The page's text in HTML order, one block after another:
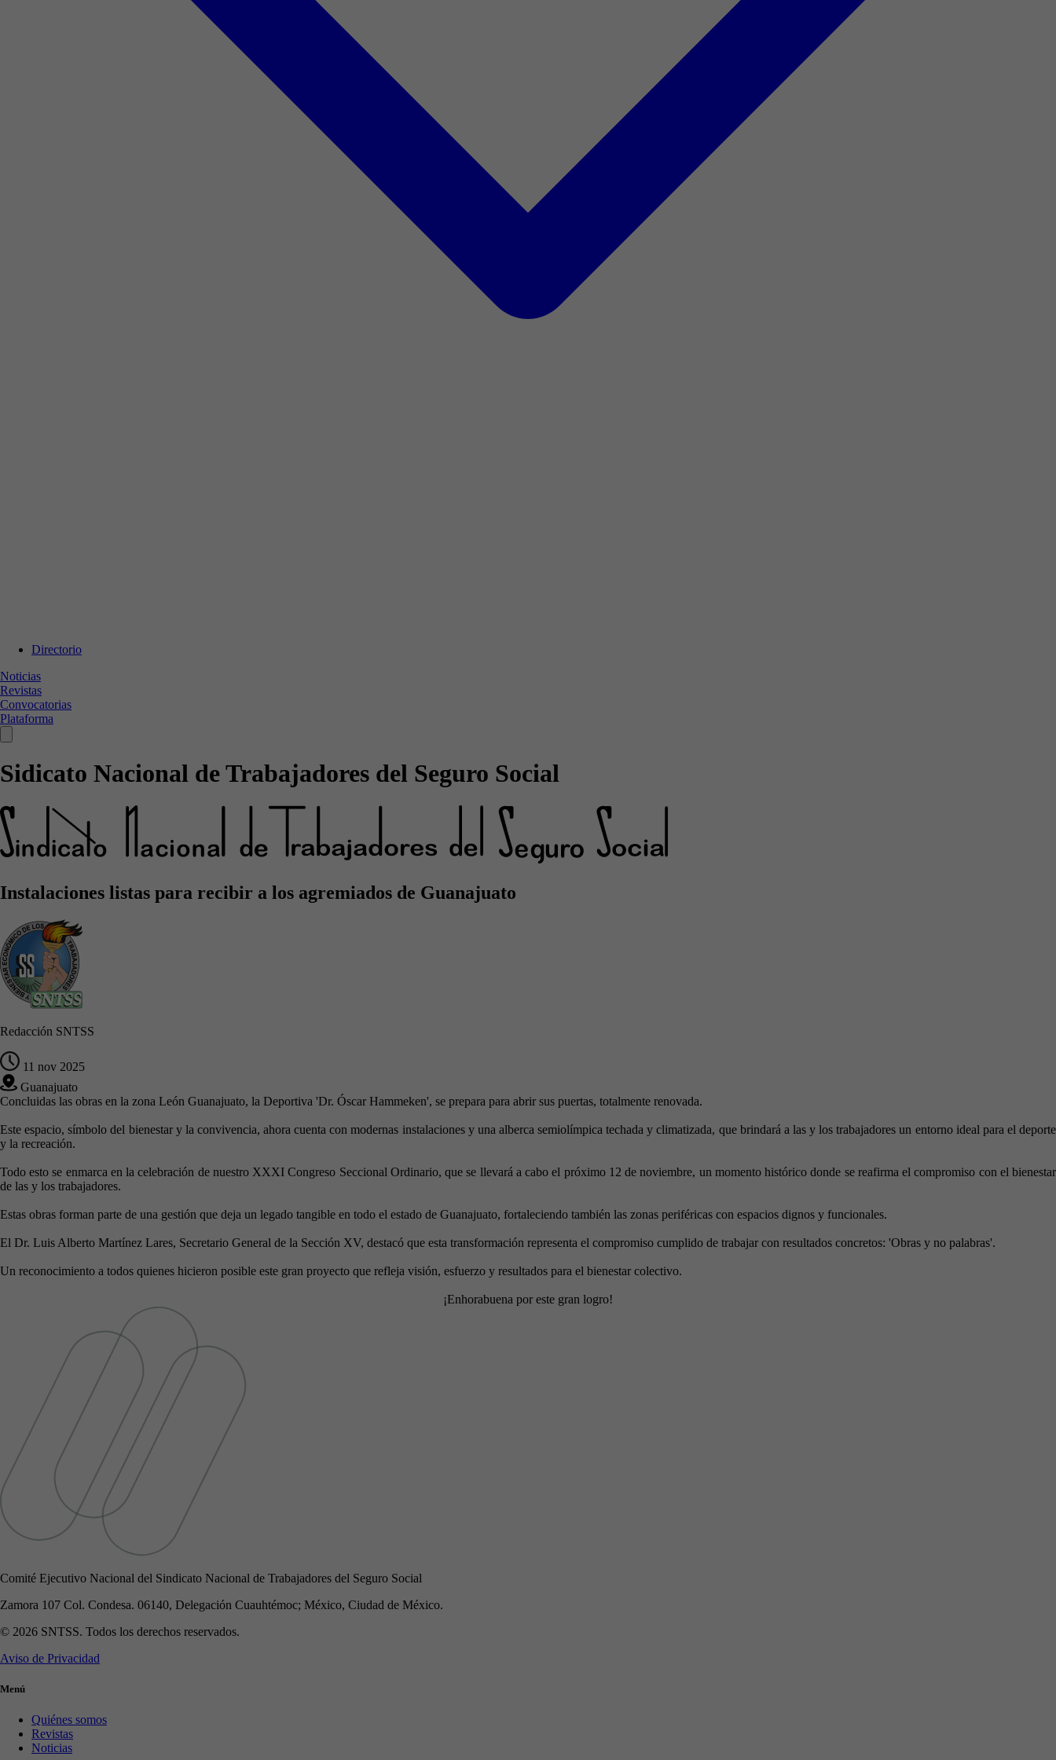
Directorio
Noticias
Revistas
Convocatorias
Plataforma
Sidicato Nacional de Trabajadores del Seguro Social
Instalaciones listas para recibir a los agremiados de Guanajuato
Redacción SNTSS
11 nov 2025
Guanajuato
Concluidas las obras en la zona León Guanajuato, la Deportiva 'Dr. Óscar Hammeken', se prepara para abrir sus puertas, totalmente renovada.
Este espacio, símbolo del bienestar y la convivencia, ahora cuenta con modernas instalaciones y una alberca semiolímpica techada y climatizada, que brindará a las y los trabajadores un entorno ideal para el deporte
y la recreación.
Todo esto se enmarca en la celebración de nuestro XXXI Congreso Seccional Ordinario, que se llevará a cabo el próximo 12 de noviembre, un momento histórico donde se reafirma el compromiso con el bienestar
de las y los trabajadores.
Estas obras forman parte de una gestión que deja un legado tangible en todo el estado de Guanajuato, fortaleciendo también las zonas periféricas con espacios dignos y funcionales.
El Dr. Luis Alberto Martínez Lares, Secretario General de la Sección XV, destacó que esta transformación representa el compromiso cumplido de trabajar con resultados concretos: 'Obras y no palabras'.
Un reconocimiento a todos quienes hicieron posible este gran proyecto que refleja visión, esfuerzo y resultados para el bienestar colectivo.
¡Enhorabuena por este gran logro!
Comité Ejecutivo Nacional del Sindicato Nacional de Trabajadores del Seguro Social
Zamora 107 Col. Condesa. 06140, Delegación Cuauhtémoc; México, Ciudad de México.
© 2026 SNTSS. Todos los derechos reservados.
Aviso de Privacidad
Menú
Quiénes somos
Revistas
Noticias